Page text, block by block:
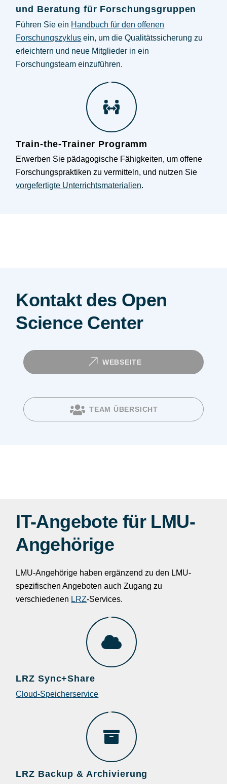
und Beratung für Forschungsgruppen
Führen Sie ein Handbuch für den offenen
Forschungszyklus ein, um die Qualitätssicherung zu
erleichtern und neue Mitglieder in ein
Forschungsteam einzuführen.
Train-the-Trainer Programm
Erwerben Sie pädagogische Fähigkeiten, um offene
Forschungspraktiken zu vermitteln, und nutzen Sie
vorgefertigte Unterrichtsmaterialien.
Kontakt des Open
Science Center
WEBSEITE
TEAM ÜBERSICHT
IT-Angebote für LMU-
Angehörige
LMU-Angehörige haben ergänzend zu den LMU-
spezifischen Angeboten auch Zugang zu
verschiedenen LRZ-Services.
LRZ Sync+Share
Cloud-Speicherservice
LRZ Backup & Archivierung